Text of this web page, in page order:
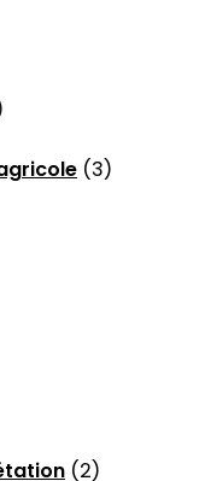
(3)
(2)